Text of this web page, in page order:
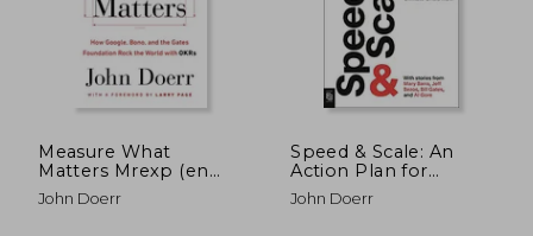
45%
dcto.
40%
dcto.
Measure What
Matters Mrexp (en
Inglés)
John Doerr
Speed & Scale: An
Action Plan for
Solving our Climate
Crisis now (en Inglés)
John Doerr